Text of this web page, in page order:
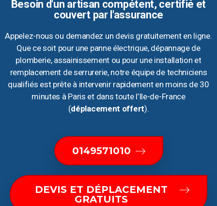
Besoin d'un artisan compétent, certifié et
couvert par l'assurance
Appelez-nous ou demandez un devis gratuitement en ligne.
Que ce soit pour une panne électrique, dépannage de
plomberie, assainissement ou pour une installation et
remplacement de serrurerie, notre équipe de techniciens
qualifiés est prête à intervenir rapidement en moins de 30
minutes à Paris et dans toute l’Ile-de-France
(déplacement offert).
0149571010
DEVIS ET DÉPLACEMENT
GRATUITS